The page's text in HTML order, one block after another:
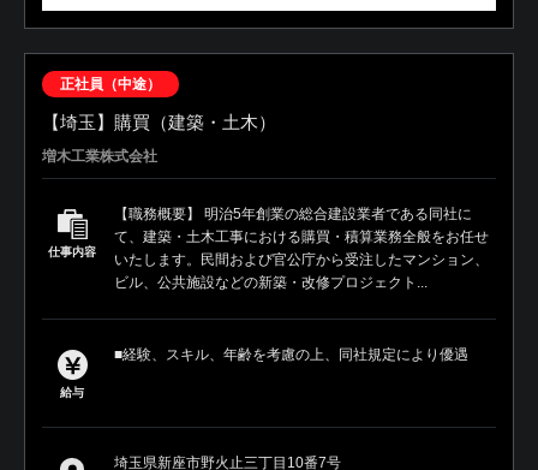
正社員（中途）
【埼玉】購買（建築・土木）
増木工業株式会社
仕事内容
【職務概要】 明治5年創業の総合建設業者である同社に
て、建築・土木工事における購買・積算業務全般をお任せ
いたします。民間および官公庁から受注したマンション、
ビル、公共施設などの新築・改修プロジェクト...
給与
■経験、スキル、年齢を考慮の上、同社規定により優遇
埼玉県新座市野火止三丁目10番7号